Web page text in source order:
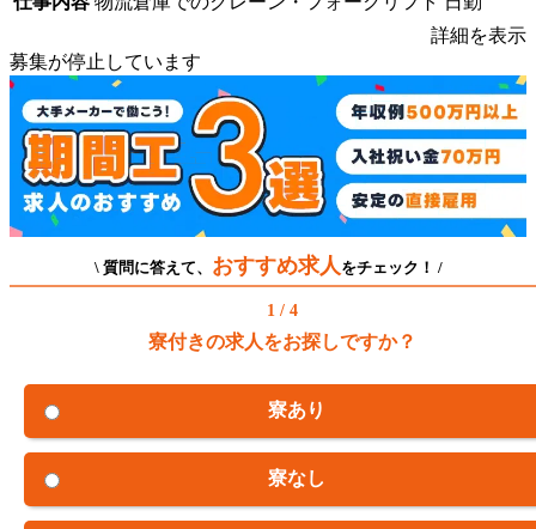
詳細を表示
募集が停止しています
\ 質問に答えて、 おすすめ求人 をチェック！ /
1 / 4
寮付きの求人をお探しですか？
寮あり
寮なし